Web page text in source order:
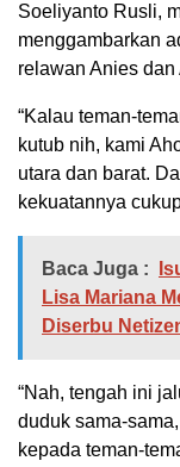
Soeliyanto Rusli,
menggambarkan
relawan Anies dan
“Kalau teman-
kutub nih, kami
utara dan barat.
kekuatannya
Baca Juga :
Lisa Mariana
Diserbu
“Nah, tengah ini
duduk sama-
kepada teman-